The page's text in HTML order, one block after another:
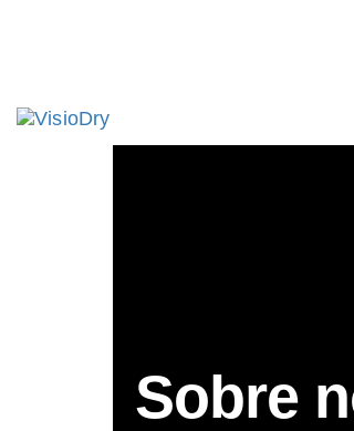
Sobre